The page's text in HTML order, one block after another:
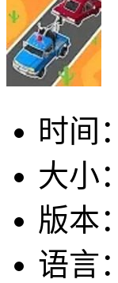
时间：
大小：
版本：
语言：